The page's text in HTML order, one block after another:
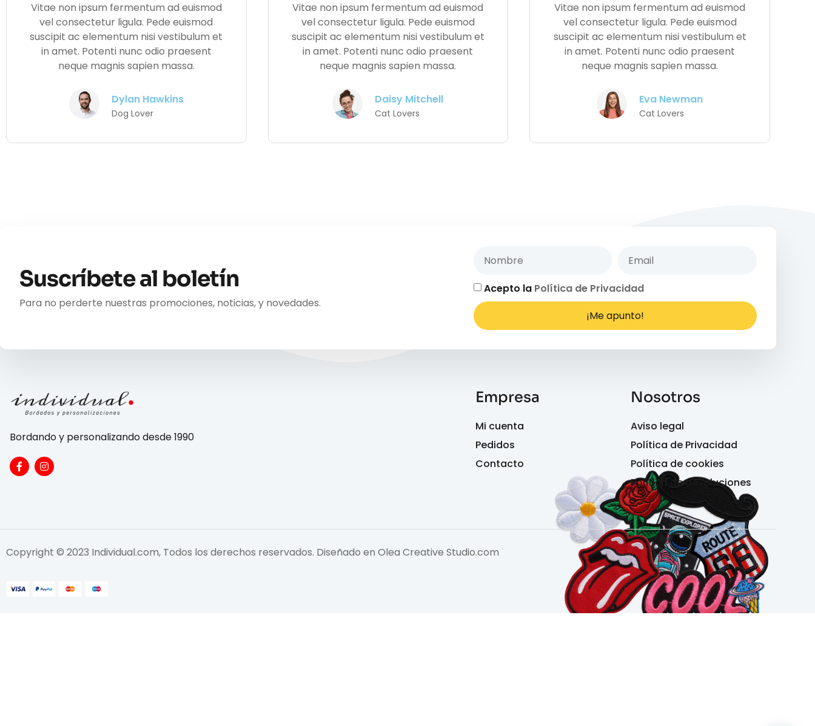
Vitae non ipsum fermentum ad euismod
vel consectetur ligula. Pede euismod
suscipit ac elementum nisi vestibulum et
in amet. Potenti nunc odio praesent
neque magnis sapien massa.
Dylan Hawkins
Dog Lover
Vitae non ipsum fermentum ad euismod
vel consectetur ligula. Pede euismod
suscipit ac elementum nisi vestibulum et
in amet. Potenti nunc odio praesent
neque magnis sapien massa.
Daisy Mitchell
Cat Lovers
Vitae non ipsum fermentum ad euismod
vel consectetur ligula. Pede euismod
suscipit ac elementum nisi vestibulum et
in amet. Potenti nunc odio praesent
neque magnis sapien massa.
Eva Newman
Cat Lovers
Suscríbete al boletín
Para no perderte nuestras promociones, noticias, y novedades.
Acepto la Política de Privacidad
¡Me apunto!
Bordando y personalizando desde 1990
Empresa
Mi cuenta
Pedidos
Contacto
Nosotros
Aviso legal
Política de Privacidad
Política de cookies
Política de devoluciones
Copyright © 2023 Individual.com, Todos los derechos reservados. Diseñado en Olea Creative Studio.com